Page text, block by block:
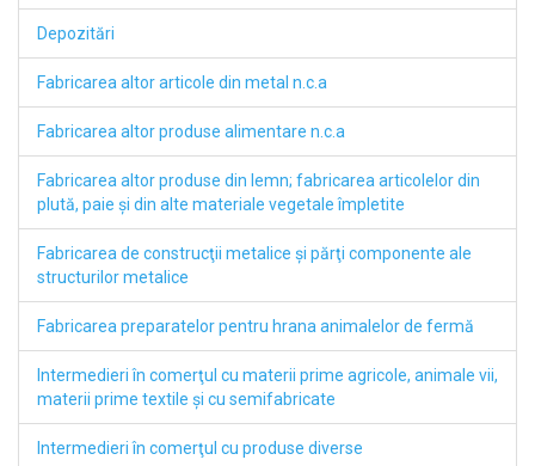
Depozitări
Fabricarea altor articole din metal n.c.a
Fabricarea altor produse alimentare n.c.a
Fabricarea altor produse din lemn; fabricarea articolelor din
plută, paie şi din alte materiale vegetale împletite
Fabricarea de construcţii metalice şi părţi componente ale
structurilor metalice
Fabricarea preparatelor pentru hrana animalelor de fermă
Intermedieri în comerţul cu materii prime agricole, animale vii,
materii prime textile şi cu semifabricate
Intermedieri în comerţul cu produse diverse